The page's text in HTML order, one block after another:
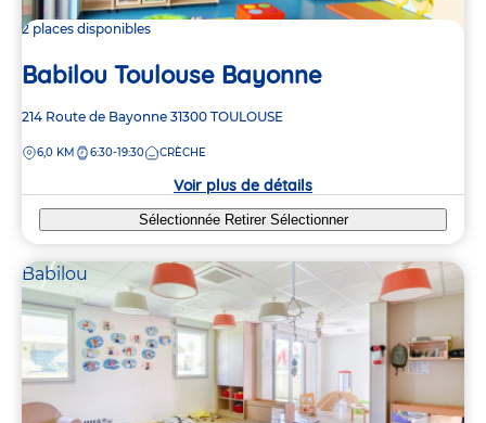
2 places disponibles
Babilou Toulouse Bayonne
Adresse
la
214 Route de Bayonne 31300 TOULOUSE
DISTANCE
6,0 KM 6:30-19:30 CRÈCHE
Voir plus de détails
Sélectionnée Retirer Sélectionner
Babilou